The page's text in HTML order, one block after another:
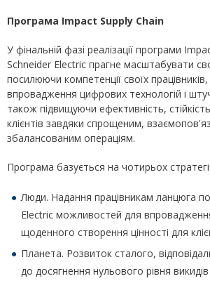
Програма Impact Supply Chain
У фінальній фазі реалізації програми
Schneider Electric прагне масштабувати
посилюючи компетенції своїх
впровадження цифрових технологій і
також підвищуючи ефективність, стійкість
клієнтів завдяки спрощеним,
збалансованим операціям.
Програма базується на чотирьох
Люди. Надання працівникам ланцюга
Electric можливостей для впровадження
щоденного створення цінності для
Планета. Розвиток сталого,
до досягнення нульового рівня